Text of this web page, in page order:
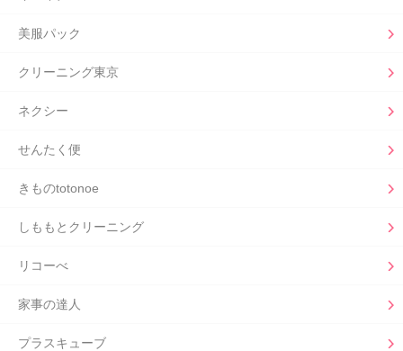
美服パック
クリーニング東京
ネクシー
せんたく便
きものtotonoe
しももとクリーニング
リコーべ
家事の達人
プラスキューブ